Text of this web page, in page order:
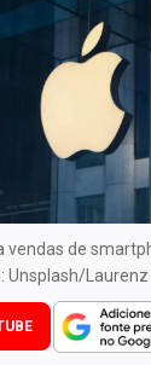
vendas de
Unsplash/